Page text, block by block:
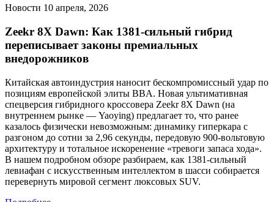
Новости 10 апреля, 2026
Zeekr 8X Dawn: Как 1381-сильный гибрид
переписывает законы премиальных
внедорожников
Китайская автоиндустрия наносит бескомпромиссный удар по
позициям европейской элиты BBA. Новая ультимативная
спецверсия гибридного кроссовера Zeekr 8X Dawn (на
внутреннем рынке — Yaoying) предлагает то, что ранее
казалось физически невозможным: динамику гиперкара с
разгоном до сотни за 2,96 секунды, передовую 900-вольтовую
архитектуру и тотальное искоренение «тревоги запаса хода».
В нашем подробном обзоре разбираем, как 1381-сильный
левиафан с искусственным интеллектом в шасси собирается
перевернуть мировой сегмент люксовых SUV.